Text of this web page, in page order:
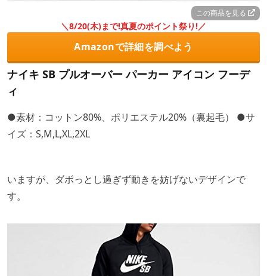
この商品を見る
＼8/20(木)まで!真夏のポイント祭り!／
Amazonで詳細を調べよう
ナイキ SB プルオーバー パーカー アイコン フーデ
ィ
●素材：コットン80%、ポリエステル20%（裏起毛） ●サ
イズ：S,M,L,XL,2XL
いますが、ダボっとし過ぎず動きを妨げないデザインで
す。